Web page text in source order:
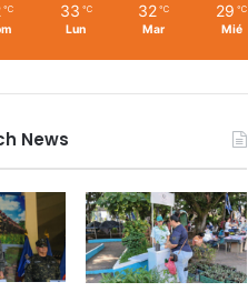
℃ 33 ℃
Lun
32 ℃
Mar
29 ℃
Mié
News